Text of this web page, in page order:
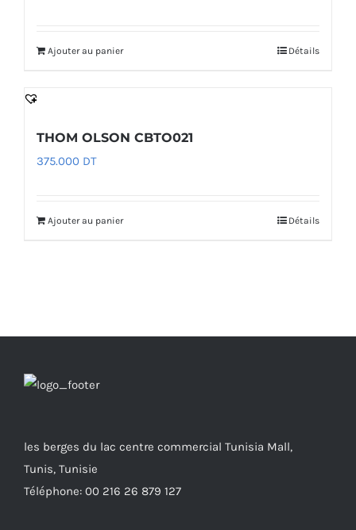
Ajouter au panier Détails
THOM OLSON CBTO021
375.000 DT
Ajouter au panier Détails
les berges du lac centre commercial Tunisia Mall,
Tunis, Tunisie
Téléphone: 00 216 26 879 127